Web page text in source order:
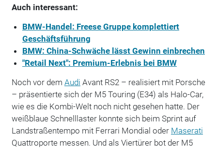
Auch interessant:
BMW-Handel: Freese Gruppe komplettiert
Geschäftsführung
BMW: China-Schwäche lässt Gewinn einbrechen
"Retail Next": Premium-Erlebnis bei BMW
Noch vor dem Audi Avant RS2 – realisiert mit Porsche
– präsentierte sich der M5 Touring (E34) als Halo-Car,
wie es die Kombi-Welt noch nicht gesehen hatte. Der
weißblaue Schnelllaster konnte sich beim Sprint auf
Landstraßentempo mit Ferrari Mondial oder Maserati
Quattroporte messen. Und als Viertürer bot der M5